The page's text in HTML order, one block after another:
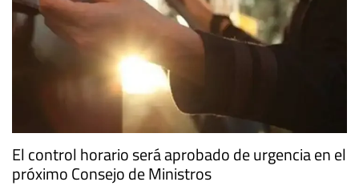
El control horario será aprobado de urgencia en el
próximo Consejo de Ministros